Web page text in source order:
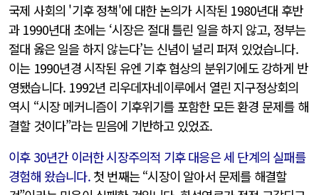
국제 사회의 '기후 정책'에 대한 논의가 시작된 1980년대 후반
과 1990년대 초에는 ‘시장은 절대 틀린 일을 하지 않고, 정부는
절대 옳은 일을 하지 않는다’는 신념이 널리 퍼져 있었습니다.
이는 1990년경 시작된 유엔 기후 협상의 분위기에도 강하게 반
영됐습니다. 1992년 리우데자네이루에서 열린 지구정상회의
역시 “시장 메커니즘이 기후위기를 포함한 모든 환경 문제를 해
결할 것이다”라는 믿음에 기반하고 있었죠.
이후 30년간 이러한 시장주의적 기후 대응은 세 단계의 실패를
경험해 왔습니다.첫 번째는 “시장이 알아서 문제를 해결할